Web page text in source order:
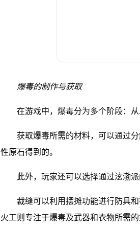
爆毒的制作与获取
在游戏中，爆毒分为多个阶段：
获取爆毒所需的材料，可以通过
性原石得到的。
此外，玩家还可以选择通过泫渤
裁缝可以利用摆摊功能进行防具
火工则专注于爆毒及武器和衣物所需的